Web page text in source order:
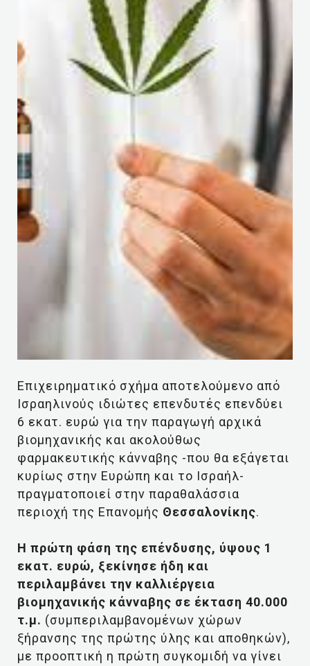
Eπιχειρηματικό σχήμα αποτελούμενο από
Ισραηλινούς ιδιώτες επενδυτές επενδύει
6 εκατ. ευρώ για την παραγωγή αρχικά
βιομηχανικής και ακολούθως
φαρμακευτικής κάνναβης -που θα εξάγεται
κυρίως στην Ευρώπη και το Ισραήλ-
πραγματοποιεί στην παραθαλάσσια
περιοχή της Επανομής Θεσσαλονίκης.
Η πρώτη φάση της επένδυσης, ύψους 1
εκατ. ευρώ, ξεκίνησε ήδη και
περιλαμβάνει την καλλιέργεια
βιομηχανικής κάνναβης σε έκταση 40.000
τ.μ. (συμπεριλαμβανομένων χώρων
ξήρανσης της πρώτης ύλης και αποθηκών),
με προοπτική η πρώτη συγκομιδή να γίνει